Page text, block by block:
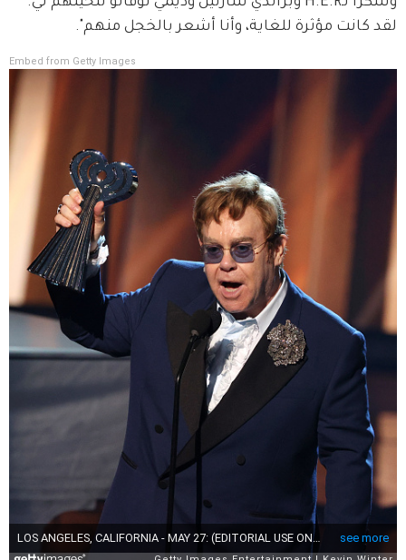
لقد كانت مؤثرة للغاية، وأنا أشعر بالخجل منهم".
Embed from Getty Images